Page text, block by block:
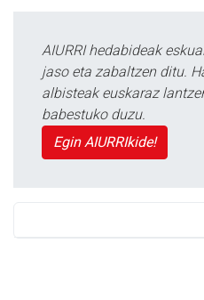
AIURRI hedabideak
jaso eta zabaltzen ditu.
albisteak euskaraz
babestuko duzu.
Egin AIURRIkide!